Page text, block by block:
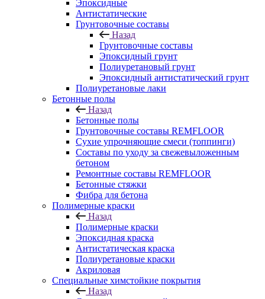
Эпоксидные
Антистатические
Грунтовочные составы
Назад
Грунтовочные составы
Эпоксидный грунт
Полиуретановый грунт
Эпоксидный антистатический грунт
Полиуретановые лаки
Бетонные полы
Назад
Бетонные полы
Грунтовочные составы REMFLOOR
Сухие упрочняющие смеси (топпинги)
Составы по уходу за свежевыложенным
бетоном
Ремонтные составы REMFLOOR
Бетонные стяжки
Фибра для бетона
Полимерные краски
Назад
Полимерные краски
Эпоксидная краска
Антистатическая краска
Полиуретановые краски
Акриловая
Специальные химстойкие покрытия
Назад